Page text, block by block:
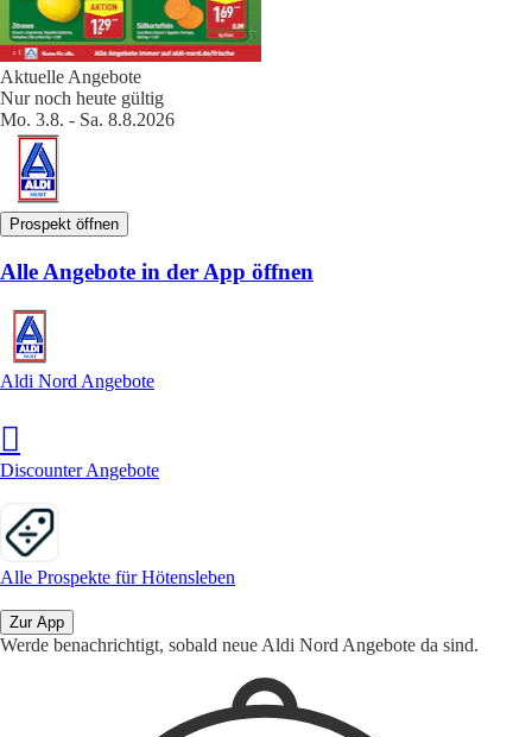
Aktuelle Angebote
Nur noch heute gültig
Mo. 3.8. - Sa. 8.8.2026
Prospekt öffnen
Alle Angebote in der App öffnen
Aldi Nord Angebote
Discounter Angebote
Alle Prospekte für Hötensleben
Zur App
Werde benachrichtigt, sobald neue Aldi Nord Angebote da sind.